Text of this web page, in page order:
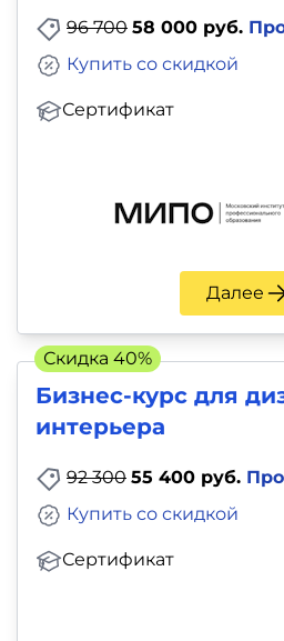
96 700 58 000 руб.
Сертификат
Купить со скидкой
Далее
Бизнес-курс для
интерьера
92 300 55 400 руб.
Сертификат
Купить со скидкой
Скидка 40%